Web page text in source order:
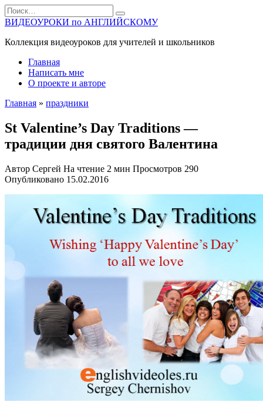
Перейти
к
содержанию
Search
for:
ВИДЕОУРОКИ по АНГЛИЙСКОМУ
Коллекция видеоуроков для учителей и школьников
Главная
Написать мне
О проекте и авторе
Главная » праздники
St Valentine’s Day Traditions —
традиции дня святого Валентина
Автор Сергей На чтение 2 мин Просмотров 290
Опубликовано 15.02.2016